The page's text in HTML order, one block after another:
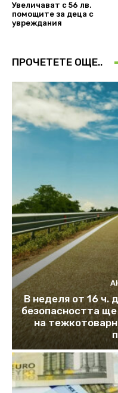
Увеличават с 56 лв.
помощите за деца с
увреждания
ПРОЧЕТЕТЕ ОЩЕ..
В неделя от 16 ч.
безопасността
на